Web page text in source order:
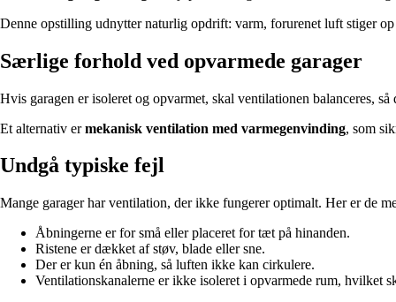
Denne opstilling udnytter naturlig opdrift: varm, forurenet luft stiger
Særlige forhold ved opvarmede garager
Hvis garagen er isoleret og opvarmet, skal ventilationen balanceres,
Et alternativ ermekanisk ventilation med varmegenvinding, som
Undgå typiske fejl
Mange garager har ventilation, der ikke fungerer optimalt. Her er de
Åbningerne er for små eller placeret for tæt på hinanden.
Ristene er dækket af støv, blade eller sne.
Der er kun én åbning, så luften ikke kan cirkulere.
Ventilationskanalerne er ikke isoleret i opvarmede rum, hvilket